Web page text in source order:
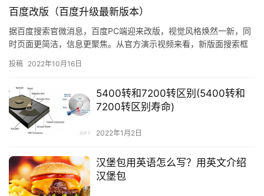
百度改版（百度升级最新版本）
据百度搜索官微消息，百度PC端迎来改版，视觉风格焕然一新，同
时页面更简洁，信息更聚焦。从官方演示视频来看，新版面搜索框
18…
投稿 2022年10月16日
5400转和7200转区别(5400转和
7200转区别寿命)
2022年1月2日
汉堡包用英语怎么写？用英文介绍
汉堡包